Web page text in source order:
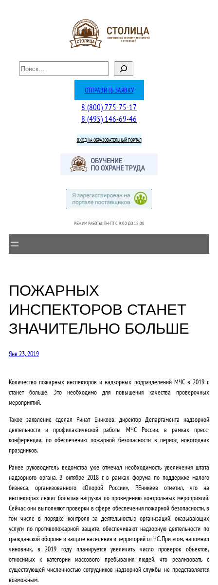
П
о
ОТПРАВИТЬ ЗАЯВКУ
8 (800) 775-75-17
8 (495) 146-69-46
ВХОД НА ОБРАЗОВАТЕЛЬНЫЙ ПОРТАЛ
РЕЖИМ РАБОТЫ: ПН-ПТ C 9.00 ДО 18.00
ПОЖАРНЫХ
ИНСПЕКТОРОВ СТАНЕТ
ЗНАЧИТЕЛЬНО БОЛЬШЕ
Янв 23, 2019
Количество пожарных инспекторов и надзорных подразделений МЧС в 2019 г.
станет больше. Это необходимо для повышения качества проверочных
мероприятий.
Такое заявление сделал Ринат Еникеев, директор Департамента надзорной
деятельности и профилактической работы МЧС России, в рамках пресс-
конференции, по обеспечению пожарной безопасности в период новогодних
праздников.
Ранее руководитель ведомства уже отмечал необходимость увеличения штата
надзорного органа. В октябре 2018 г. в рамках форума по поддержке малого
бизнеса, организованного «Опорой России», Р.Еникеев отметил, что на
инспекторах лежит большая нагрузка по проведению контрольных мероприятий.
Сейчас они выполняют проверки в сфере обеспечения пожарной безопасности, в
том числе в порядке контроля за деятельностью организаций, оказывающих
услуги по противопожарной защите, обеспечивают надзорную деятельности по
гражданской обороне и защите населения и территорий от ЧС. При этом, напомнил
чиновник, в 2019 году планируется увеличить число проверок объектов,
относимых к категории массового пребывания людей, что реализовать с
существующей численностью сотрудников надзорной службы не представляется
возможным.